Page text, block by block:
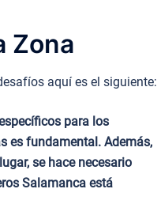
Zona
aquí es el siguiente:
para los
es fundamental. Además,
se hace necesario
Salamanca está